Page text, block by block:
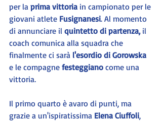
per la prima vittoria in campionato per le
giovani atlete Fusignanesi. Al momento
di annunciare il quintetto di partenza, il
coach comunica alla squadra che
finalmente ci sarà l'esordio di Gorowska
e le compagne festeggiano come una
vittoria.
Il primo quarto è avaro di punti, ma
grazie a un'ispiratissima Elena Ciuffoli,